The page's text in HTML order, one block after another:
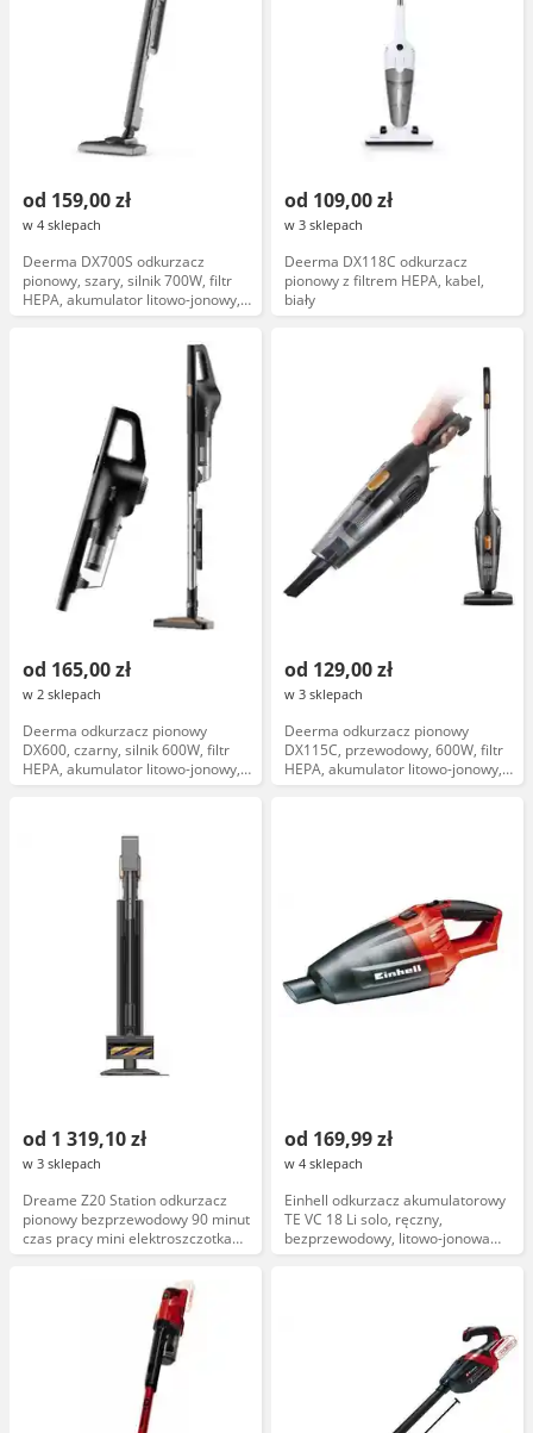
od 159,00 zł
w 4 sklepach
Deerma DX700S odkurzacz
pionowy, szary, silnik 700W, filtr
HEPA, akumulator litowo-jonowy,
ergonomiczny uchwyt
od 109,00 zł
w 3 sklepach
Deerma DX118C odkurzacz
pionowy z filtrem HEPA, kabel,
biały
od 165,00 zł
w 2 sklepach
Deerma odkurzacz pionowy
DX600, czarny, silnik 600W, filtr
HEPA, akumulator litowo-jonowy,
bezprzewodowy, lekkie,
od 129,00 zł
w 3 sklepach
Deerma odkurzacz pionowy
DX115C, przewodowy, 600W, filtr
HEPA, akumulator litowo-jonowy,
czarny
od 1 319,10 zł
w 3 sklepach
Dreame Z20 Station odkurzacz
pionowy bezprzewodowy 90 minut
czas pracy mini elektroszczotka
czarno-brązowa
od 169,99 zł
w 4 sklepach
Einhell odkurzacz akumulatorowy
TE VC 18 Li solo, ręczny,
bezprzewodowy, litowo-jonowa
bateria, 18 V